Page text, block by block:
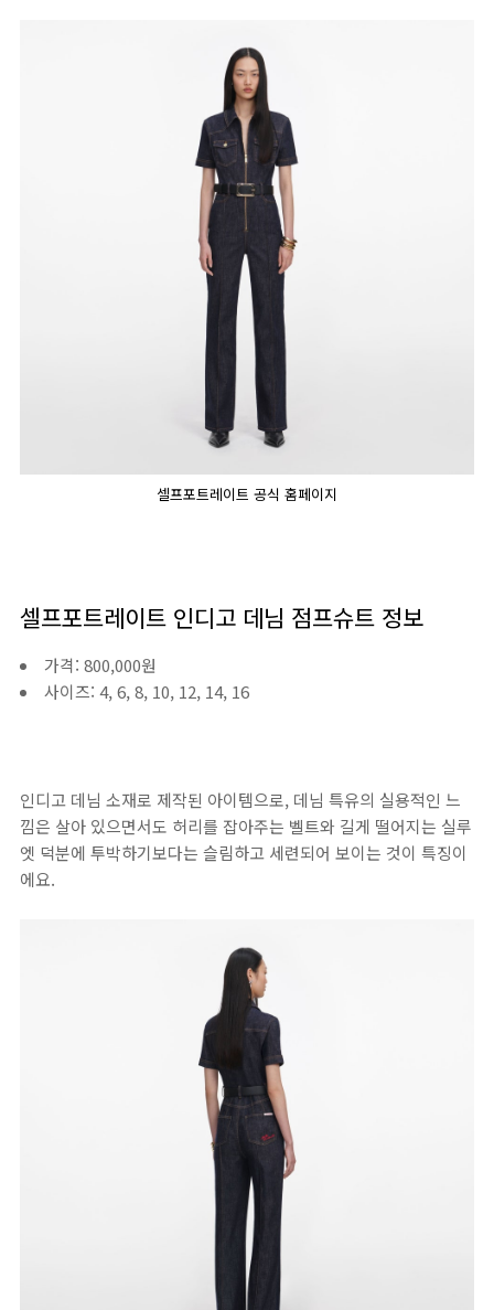
셀프포트레이트 공식 홈페이지
셀프포트레이트 인디고 데님 점프슈트 정보
가격: 800,000원
사이즈: 4, 6, 8, 10, 12, 14, 16
인디고 데님 소재로 제작된 아이템으로, 데님 특유의 실용적인 느
낌은 살아 있으면서도 허리를 잡아주는 벨트와 길게 떨어지는 실루
엣 덕분에 투박하기보다는 슬림하고 세련되어 보이는 것이 특징이
에요.